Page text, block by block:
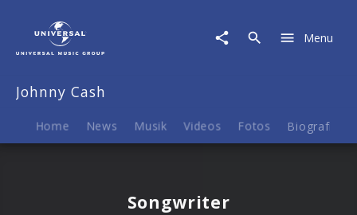
Musik
Merch
Menu
Johnny Cash
Home News Musik Videos Fotos Biografie
Songwriter